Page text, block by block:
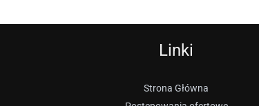
Linki
Strona Główna